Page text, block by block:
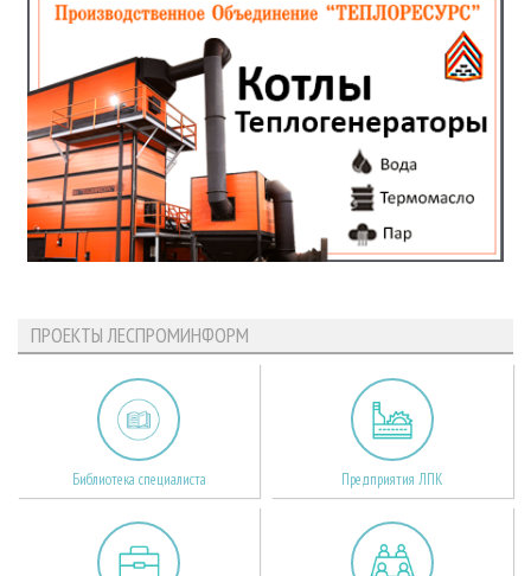
ПРОЕКТЫ ЛЕСПРОМИНФОРМ
Библиотека специалиста Предприятия ЛПК